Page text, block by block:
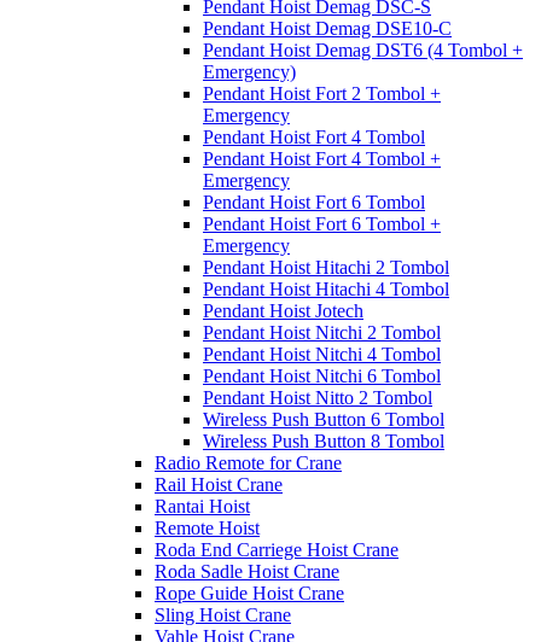
Pendant Hoist Demag DSC-S
Pendant Hoist Demag DSE10-C
Pendant Hoist Demag DST6 (4 Tombol +
Emergency)
Pendant Hoist Fort 2 Tombol +
Emergency
Pendant Hoist Fort 4 Tombol
Pendant Hoist Fort 4 Tombol +
Emergency
Pendant Hoist Fort 6 Tombol
Pendant Hoist Fort 6 Tombol +
Emergency
Pendant Hoist Hitachi 2 Tombol
Pendant Hoist Hitachi 4 Tombol
Pendant Hoist Jotech
Pendant Hoist Nitchi 2 Tombol
Pendant Hoist Nitchi 4 Tombol
Pendant Hoist Nitchi 6 Tombol
Pendant Hoist Nitto 2 Tombol
Wireless Push Button 6 Tombol
Wireless Push Button 8 Tombol
Radio Remote for Crane
Rail Hoist Crane
Rantai Hoist
Remote Hoist
Roda End Carriege Hoist Crane
Roda Sadle Hoist Crane
Rope Guide Hoist Crane
Sling Hoist Crane
Vahle Hoist Crane